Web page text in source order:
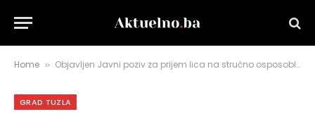
Home » Objavljen Javni poziv za prijem lica na stručno osposobljavanje bez zasnivanja radnog odnosa u službe za upravu i stručne službe Grada Tuzle
GRAD TUZLA